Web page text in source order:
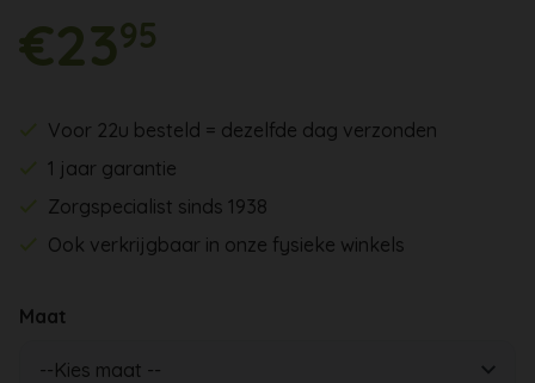
€2395
Voor 22u besteld = dezelfde dag verzonden
1 jaar garantie
Zorgspecialist sinds 1938
Ook verkrijgbaar in onze fysieke winkels
Maat